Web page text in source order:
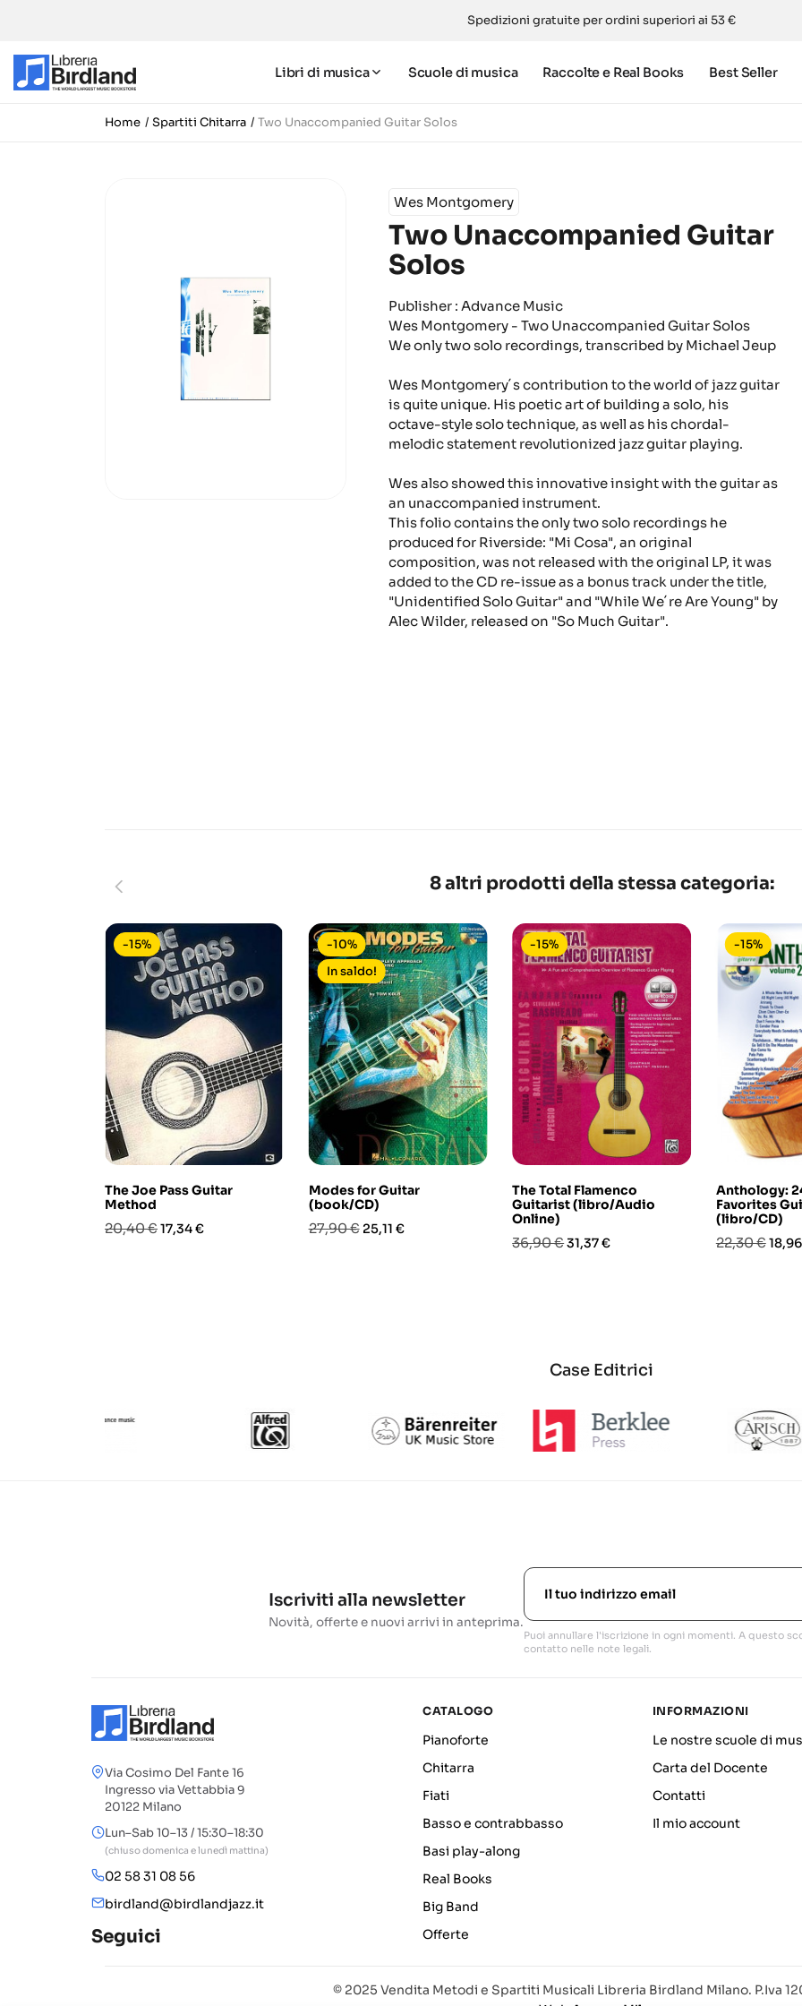
Spedizioni gratuite per ordini superiori ai 53 €
Libri di musica Scuole di musica Raccolte e Real Books Best Seller
Home Spartiti Chitarra Two Unaccompanied Guitar Solos
Wes Montgomery
Two Unaccompanied Guitar
Solos
Publisher : Advance Music
Wes Montgomery - Two Unaccompanied Guitar Solos
We only two solo recordings, transcribed by Michael Jeup
Wes Montgomery´s contribution to the world of jazz guitar
is quite unique. His poetic art of building a solo, his
octave-style solo technique, as well as his chordal-
melodic statement revolutionized jazz guitar playing.
Wes also showed this innovative insight with the guitar as
an unaccompanied instrument.
This folio contains the only two solo recordings he
produced for Riverside: "Mi Cosa", an original
composition, was not released with the original LP, it was
added to the CD re-issue as a bonus track under the title,
"Unidentified Solo Guitar" and "While We´re Are Young" by
Alec Wilder, released on "So Much Guitar".
8 altri prodotti della stessa categoria:
The Joe Pass Guitar
Method
Prezzo
20,40 €Prezzo
17,34 €
-15%
Modes for Guitar
(book/CD)
Prezzo
27,90 € Prezzo
25,11 €
-10%
In saldo!
The Total Flamenco
Guitarist (libro/Audio
Online)
Prezzo
36,90 €Prezzo
31,37 €
-15%
Anthology:
Favorites
(libro/CD)
Prezzo
22,30 €
-15%
Case Editrici
Iscriviti alla newsletter
Novità, offerte e nuovi arrivi in anteprima.
Puoi annullare l'iscrizione in ogni momenti. A questo
contatto nelle note legali.
Via Cosimo Del Fante 16
Ingresso via Vettabbia 9
20122 Milano
Lun–Sab 10–13 / 15:30–18:30
(chiuso domenica e lunedì mattina)
02 58 31 08 56
birdland@birdlandjazz.it
Seguici
CATALOGO
Pianoforte
Chitarra
Fiati
Basso e contrabbasso
Basi play-along
Real Books
Big Band
Offerte
INFORMAZIONI
Le nostre scuole di
Carta del Docente
Contatti
Il mio account
© 2025 Vendita Metodi e Spartiti Musicali Libreria Birdland Milano. P.Iva